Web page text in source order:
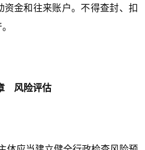
金和往来账户。不得查封、扣
风险评估